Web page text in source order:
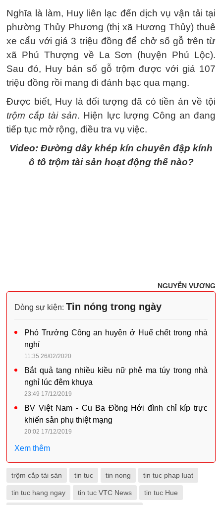
Nghĩa là làm, Huy liên lạc đến dịch vụ vận tải tại
phường Thủy Phương (thị xã Hương Thủy) thuê
xe cẩu với giá 3 triệu đồng để chở số gỗ trên từ
xã Phú Thượng về La Sơn (huyện Phú Lộc).
Sau đó, Huy bán số gỗ trộm được với giá 107
triệu đồng rồi mang đi đánh bạc qua mạng.
Được biết, Huy là đối tượng đã có tiền án về tội
trộm cắp tài sản. Hiện lực lượng Công an đang
tiếp tục mở rộng, điều tra vụ việc.
Video: Đường dây khép kín chuyên đập kính
ô tô trộm tài sản hoạt động thế nào?
NGUYỄN VƯƠNG
Dòng sự kiện: Tin nóng trong ngày
Phó Trưởng Công an huyện ở Huế chết trong nhà
nghỉ
11:35 26/02/2020
Bắt quả tang nhiều kiều nữ phê ma túy trong nhà
nghỉ lúc đêm khuya
23:49 17/12/2019
BV Việt Nam - Cu Ba Đồng Hới đình chỉ kíp trực
khiến sản phụ thiệt mạng
20:02 17/12/2019
Xem thêm
trộm cắp tài sản tin tuc tin nong tin tuc phap luat
tin tuc hang ngay tin tuc VTC News tin tuc Hue